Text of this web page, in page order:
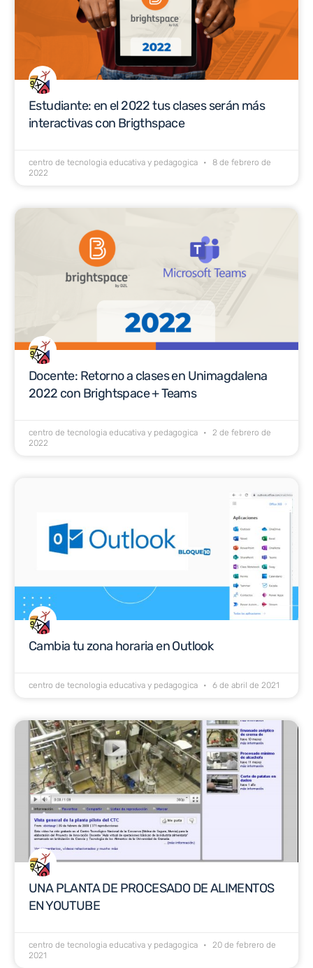
Estudiante: en el 2022 tus clases serán más
interactivas con Brigthspace
centro de tecnologia educativa y pedagogica
8 de febrero de
2022
Docente: Retorno a clases en Unimagdalena
2022 con Brightspace + Teams
centro de tecnologia educativa y pedagogica
2 de febrero de
2022
Cambia tu zona horaria en Outlook
centro de tecnologia educativa y pedagogica 6 de abril de 2021
UNA PLANTA DE PROCESADO DE ALIMENTOS
EN YOUTUBE
centro de tecnologia educativa y pedagogica
20 de febrero de
2021